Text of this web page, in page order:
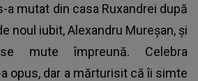
a mutat din casa Ruxandrei după
noul iubit, Alexandru Mureșan, și
mute împreună. Celebra
opus, dar a mărturisit că îi simte